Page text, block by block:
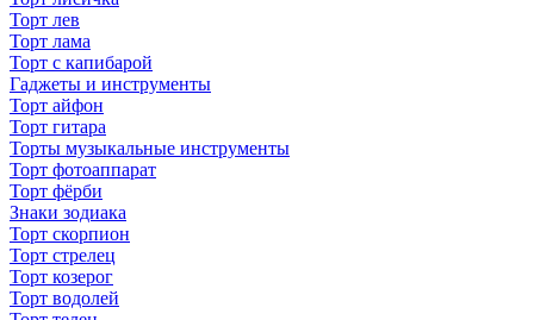
Торт лев
Торт лама
Торт с капибарой
Гаджеты и инструменты
Торт айфон
Торт гитара
Торты музыкальные инструменты
Торт фотоаппарат
Торт фёрби
Знаки зодиака
Торт скорпион
Торт стрелец
Торт козерог
Торт водолей